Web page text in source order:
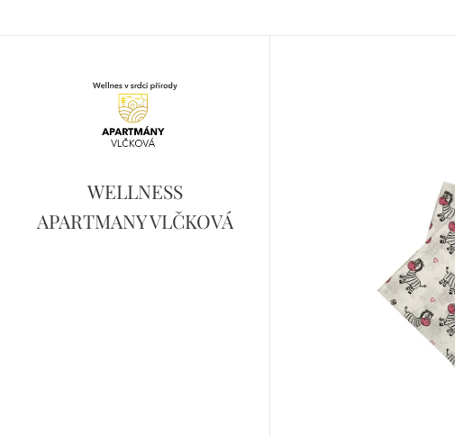
WELLNESS
APARTMANY VLČKOVÁ